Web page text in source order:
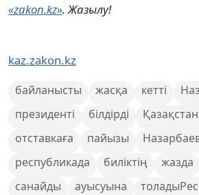
«zakon.kz». Жазылу!
kaz.zakon.kz
байланысты жасқа кетті
президенті
білдірді
отставкаға
пайызы
республикада
биліктің жазда
санайды
ауысуына